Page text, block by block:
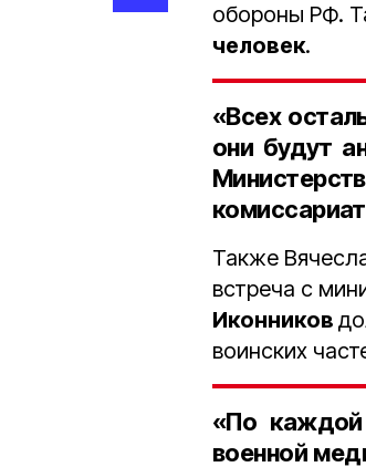
обороны РФ.
человек.
«Всех
они будут
Также
встреча с
Иконников
воинских
«По
военной